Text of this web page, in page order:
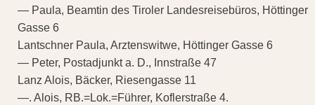
— Paula, Beamtin des Tiroler Landesreisebüros, Höttinger
Gasse 6
Lantschner Paula, Arztenswitwe, Höttinger Gasse 6
— Peter, Postadjunkt a. D., Innstraße 47
Lanz Alois, Bäcker, Riesengasse 11
—. Alois, RB.=Lok.=Führer, Koflerstraße 4.